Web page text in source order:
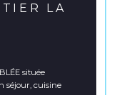
LA
située
séjour, cuisine